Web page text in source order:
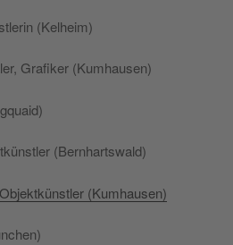
(Kelheim)
Gra­fi­ker (Kum­hau­sen)
(Ber­n­harts­wald)
(Kum­hau­sen)